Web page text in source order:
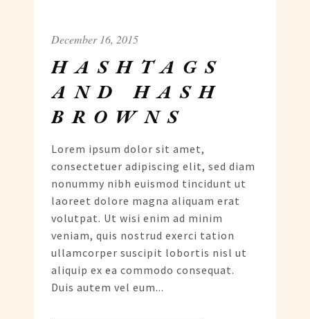
December 16, 2015
HASHTAGS
AND HASH
BROWNS
Lorem ipsum dolor sit amet,
consectetuer adipiscing elit, sed diam
nonummy nibh euismod tincidunt ut
laoreet dolore magna aliquam erat
volutpat. Ut wisi enim ad minim
veniam, quis nostrud exerci tation
ullamcorper suscipit lobortis nisl ut
aliquip ex ea commodo consequat.
Duis autem vel eum...